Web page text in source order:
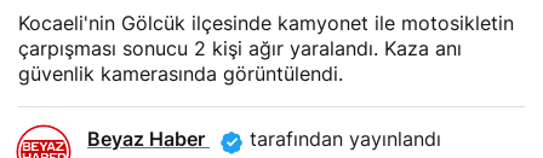
Kocaeli'nin Gölcük ilçesinde kamyonet ile motosikletin
çarpışması sonucu 2 kişi ağır yaralandı. Kaza anı
güvenlik kamerasında görüntülendi.
Beyaz Haber
tarafından yayınlandı